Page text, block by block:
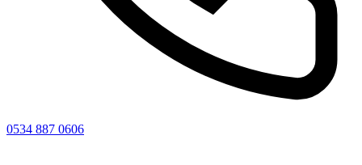
0534 887 0606